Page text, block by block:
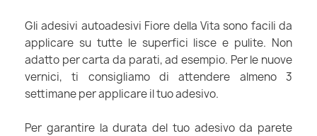
Gli adesivi autoadesivi Fiore della Vita sono facili da
applicare su tutte le superfici lisce e pulite. Non
adatto per carta da parati, ad esempio. Per le nuove
vernici, ti consigliamo di attendere almeno 3
settimane per applicare il tuo adesivo.
Per garantire la durata del tuo adesivo da parete